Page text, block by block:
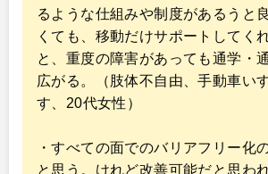
るような仕組みや制度があるうと
くても、移動だけサポートしてく
と、重度の障害があっても通学・
広がる。（肢体不自由、手動車い
す、20代女性）
・すべての面でのバリアフリー化
と思う。けれど改善可能だと思わ